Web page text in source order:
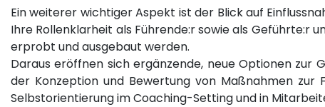
Ein weiterer wichtiger Aspekt ist der Blick auf
Ihre Rollenklarheit als Führende:r sowie als Geführte:r
erprobt und ausgebaut werden.
Daraus eröffnen sich ergänzende, neue Optionen zur
der Konzeption und Bewertung von Maßnahmen
Selbstorientierung im Coaching-Setting und in